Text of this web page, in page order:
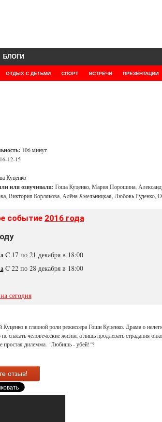
ОТДЫХ С ДЕТЬМИ СПОРТ ВСТРЕЧИ ПРЕЗЕНТАЦИИ
БЛОГИ
106 минут
12-15
Куценко
или озвучивали: Гоша Куценко, Мария Порошина,
Виктория Корлякова, Алёна Хмельницкая, Любовь Руденко,
событие 2016 года
C 17 по 21 декабря в 18:00
C 22 по 28 декабря в 18:00
сегодня
в главной роли режиссера Гоши Куценко. Драма о
спасать человеческие жизни, а лишь продлевать страдания
простая дилемма. "Любишь - убей!"?
отзыв!